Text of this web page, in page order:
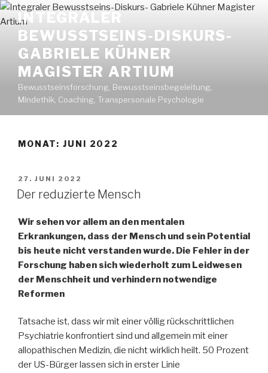
Zum
Inhalt
springen
INTEGRALER
BEWUSSTSEINS-DISKURS-
GABRIELE KÜHNER
MAGISTER ARTIUM
Bewusstseinsforschung, Bewusstseinsbegeleitung,
Mindethik, Coaching, Transpersonale Psychologie
MONAT: JUNI 2022
VERÖFFENTLICHT
AM
27. JUNI 2022
Der reduzierte Mensch
Wir sehen vor allem an den mentalen
Erkrankungen, dass der Mensch und sein Potential
bis heute nicht verstanden wurde. Die Fehler in der
Forschung haben sich wiederholt zum Leidwesen
der Menschheit und verhindern notwendige
Reformen
Tatsache ist, dass wir mit einer völlig rückschrittlichen
Psychiatrie konfrontiert sind und allgemein mit einer
allopathischen Medizin, die nicht wirklich heilt. 50 Prozent
der US-Bürger lassen sich in erster Linie